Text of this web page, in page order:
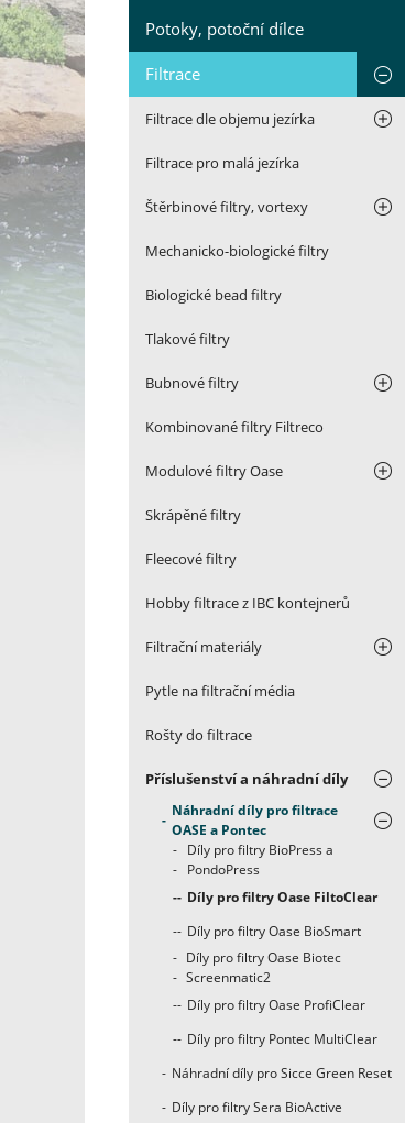
Potoky, potoční dílce
Filtrace
Filtrace dle objemu jezírka
Filtrace pro malá jezírka
Štěrbinové filtry, vortexy
Mechanicko-biologické filtry
Biologické bead filtry
Tlakové filtry
Bubnové filtry
Kombinované filtry Filtreco
Modulové filtry Oase
Skrápěné filtry
Fleecové filtry
Hobby filtrace z IBC kontejnerů
Filtrační materiály
Pytle na filtrační média
Rošty do filtrace
Příslušenství a náhradní díly
Náhradní díly pro filtrace
OASE a Pontec
Díly pro filtry BioPress a
PondoPress
Díly pro filtry Oase FiltoClear
Díly pro filtry Oase BioSmart
Díly pro filtry Oase Biotec
Screenmatic2
Díly pro filtry Oase ProfiClear
Díly pro filtry Pontec MultiClear
Náhradní díly pro Sicce Green Reset
Díly pro filtry Sera BioActive